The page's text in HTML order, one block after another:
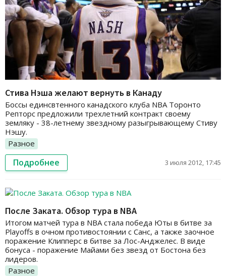
Стива Нэша желают вернуть в Канаду
Боссы единсвтенного канадского клуба NBA Торонто
Репторс предложили трехлетний контракт своему
земляку - 38-летнему звездному разыгрывающему Стиву
Нэшу.
Разное
Подробнее 3 июля 2012, 17:45
После Заката. Обзор тура в NBA
Итогом матчей тура в NBA стала победа Юты в битве за
Playoffs в очном противостоянии с Санс, а также заочное
поражение Клипперс в битве за Лос-Анджелес. В виде
бонуса - поражение Майами без звезд от Бостона без
лидеров.
Разное